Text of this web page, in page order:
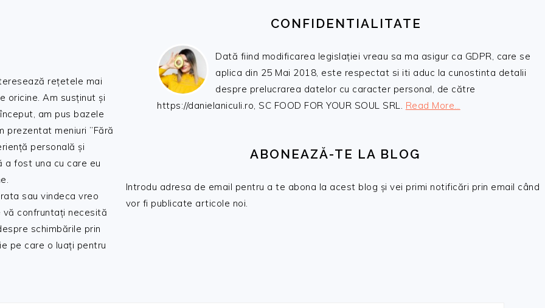
rețetele mai
oricine. Am susținut și
am pus bazele
prezentat meniuri ”Fără
personală și
a fost una cu care eu
sau vindeca vreo
confruntați necesită
schimbările prin
pe care o luați pentru
CONFIDENTIALITATE
Dată fiind modificarea legislației vreau sa ma asigur ca GDPR, care se
aplica din 25 Mai 2018, este respectat si iti aduc la cunostinta detalii
despre prelucrarea datelor cu caracter personal, de către
https://danielaniculi.ro, SC FOOD FOR YOUR SOUL SRL. Read More…
ABONEAZĂ-TE LA BLOG
Introdu adresa de email pentru a te abona la acest blog și vei primi notificări prin email când
vor fi publicate articole noi.